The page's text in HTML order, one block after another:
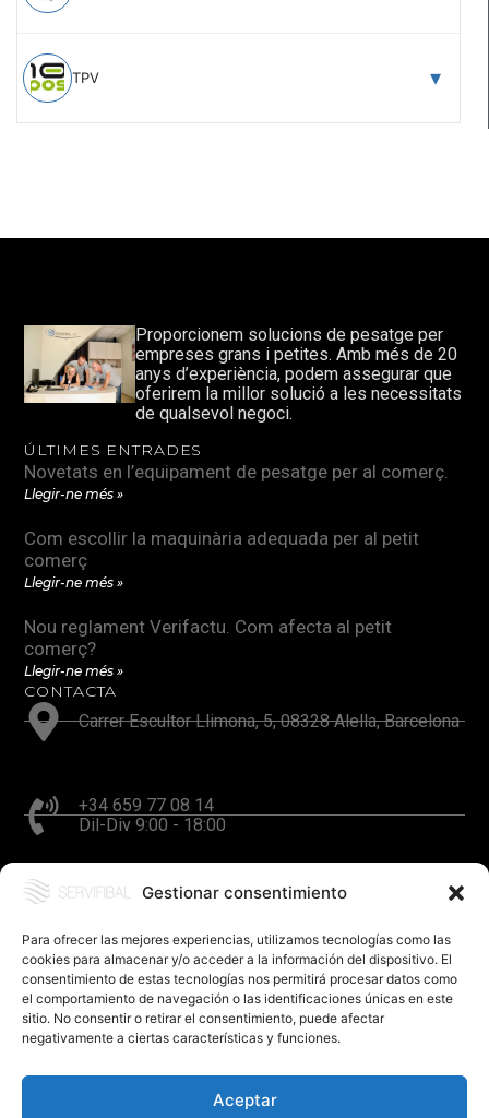
Gestionar consentimiento
Para ofrecer las mejores experiencias, utilizamos tecnologías como las
cookies para almacenar y/o acceder a la información del dispositivo. El
consentimiento de estas tecnologías nos permitirá procesar datos como
el comportamiento de navegación o las identificaciones únicas en este
sitio. No consentir o retirar el consentimiento, puede afectar
negativamente a ciertas características y funciones.
Aceptar
TPV
Proporcionem solucions de pesatge per
empreses grans i petites. Amb més de 20
anys d’experiència, podem assegurar que
oferirem la millor solució a les necessitats
de qualsevol negoci.
ÚLTIMES ENTRADES
Novetats en l’equipament de pesatge per al comerç.
Llegir-ne més »
Com escollir la maquinària adequada per al petit
comerç
Llegir-ne més »
Nou reglament Verifactu. Com afecta al petit
comerç?
Llegir-ne més »
CONTACTA
Carrer Escultor Llimona, 5, 08328 Alella, Barcelona
+34 659 77 08 14
Dil-Div 9:00 - 18:00
hola@servifibal.cat
©SERVIFIBAL S.L. – DissenyFerBcn